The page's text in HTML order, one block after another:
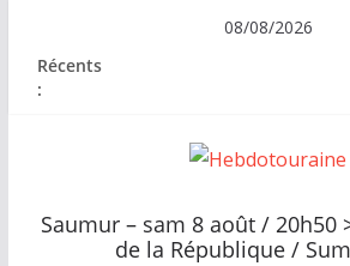
contenu
08/08/2026
Récents
:
e
b
Saumur – sam 8 août / 20h50
de la République /